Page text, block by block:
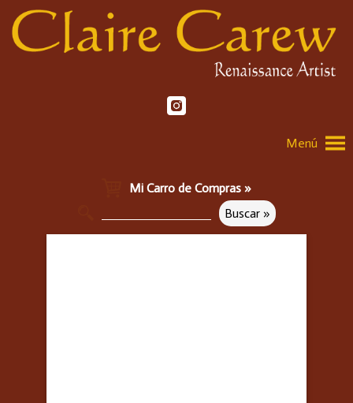
Menú
Mi Carro de Compras »